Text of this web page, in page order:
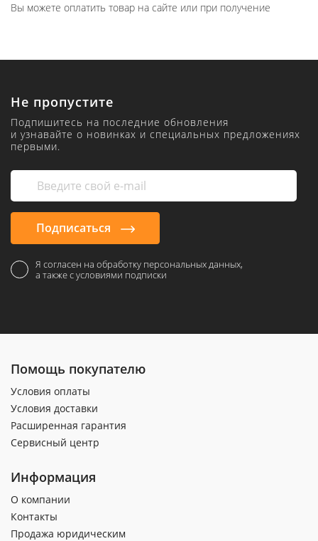
Вы можете оплатить товар на сайте или при получение
Не пропустите
Подпишитесь на последние обновления
и узнавайте о новинках и специальных предложениях
первыми.
Подписаться
Я согласен на обработку персональных данных,
а также с условиями подписки
Помощь покупателю
Условия оплаты
Условия доставки
Расширенная гарантия
Сервисный центр
Информация
О компании
Контакты
Продажа юридическим